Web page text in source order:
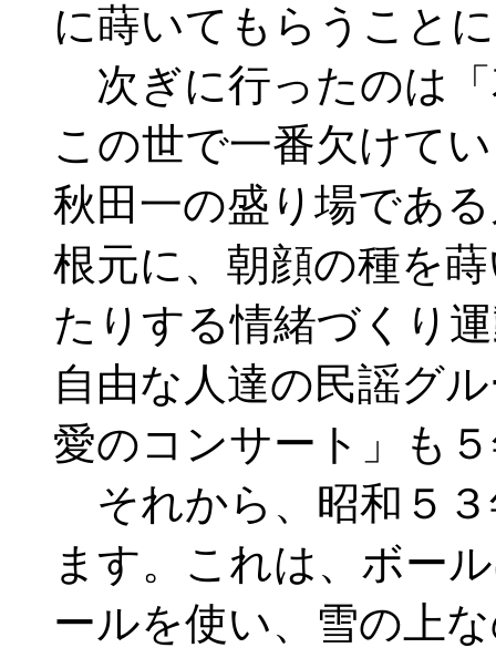
に蒔いてもらうこと
次ぎに行ったのは
この世で一番欠けて
秋田一の盛り場であ
根元に、朝顔の種を
たりする情緒づくり
自由な人達の民謡グ
愛のコンサート」も
それから、昭和５
ます。これは、ボー
ールを使い、雪の上